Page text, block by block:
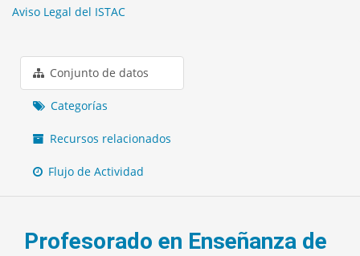
Aviso Legal del ISTAC
Conjunto de datos
Categorías
Recursos relacionados
Flujo de Actividad
Profesorado en Enseñanza de